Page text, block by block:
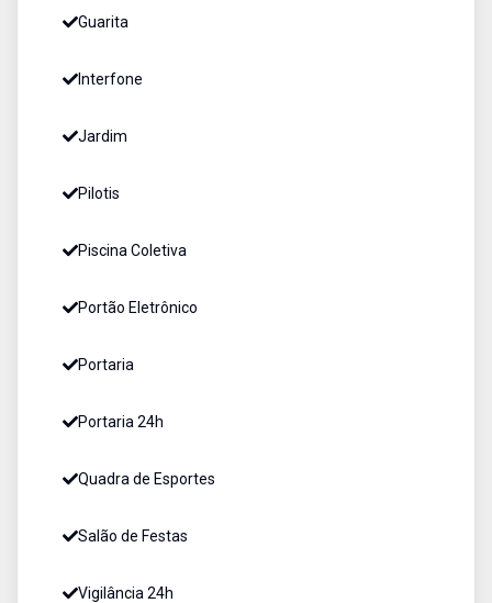
Guarita
Interfone
Jardim
Pilotis
Piscina Coletiva
Portão Eletrônico
Portaria
Portaria 24h
Quadra de Esportes
Salão de Festas
Vigilância 24h